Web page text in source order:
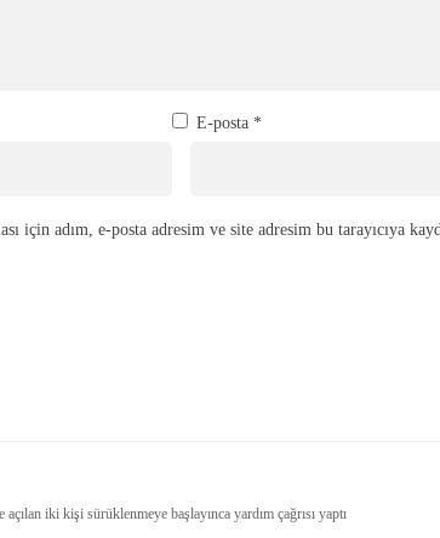
E-posta *
için adım, e-posta adresim ve site adresim bu tarayıcıya
iki kişi sürüklenmeye başlayınca yardım çağrısı yaptı